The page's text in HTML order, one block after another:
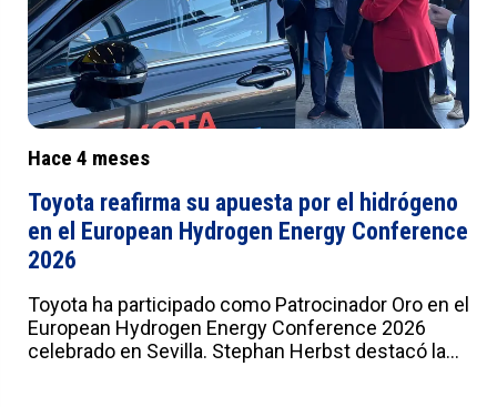
Hace 4 meses
Toyota reafirma su apuesta por el hidrógeno
en el European Hydrogen Energy Conference
2026
Toyota ha participado como Patrocinador Oro en el
European Hydrogen Energy Conference 2026
celebrado en Sevilla. Stephan Herbst destacó la